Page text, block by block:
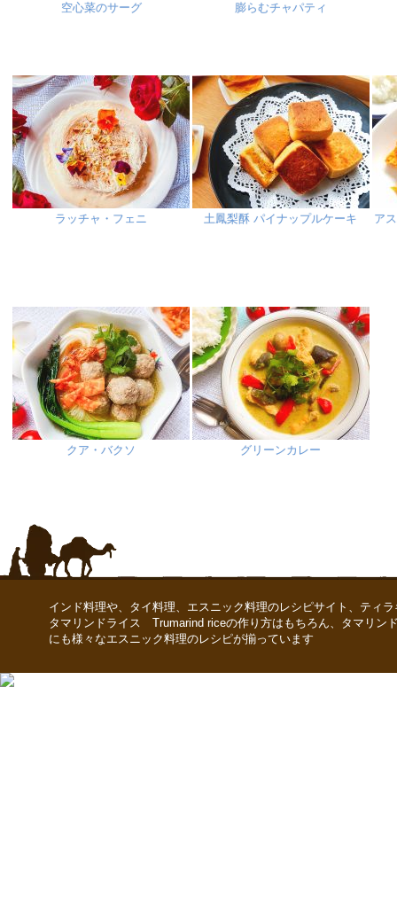
空心菜のサーグ 膨らむチャパティ
ラッチャ・フェニ 土鳳梨酥 パイナップルケーキ ア
クア・バクソ グリーンカレー
インド料理や、タイ料理、エスニック料理のレシピサイト、ティ
タマリンドライス Trumarind riceの作り方はもちろん、タマリン
にも様々なエスニック料理のレシピが揃っています